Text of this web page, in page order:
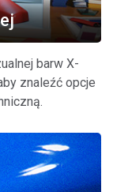
barw X-
znaleźć opcje